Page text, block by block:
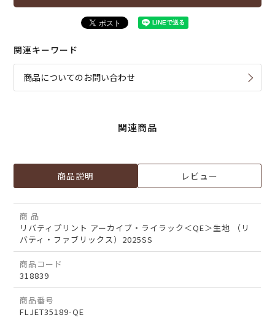
関連キーワード
商品についてのお問い合わせ
関連商品
商品説明 レビュー
商 品
リバティプリント アーカイブ・ライラック＜QE＞生地 （リ
バティ・ファブリックス）2025SS
商品コード
318839
商品番号
FLJET35189-QE